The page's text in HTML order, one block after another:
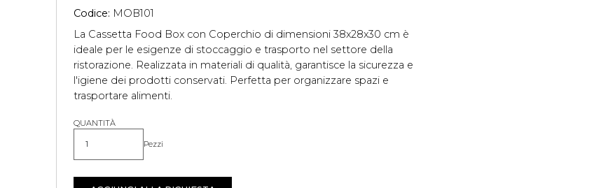
Codice: MOB101
La Cassetta Food Box con Coperchio di dimensioni 38x28x30 cm è
ideale per le esigenze di stoccaggio e trasporto nel settore della
ristorazione. Realizzata in materiali di qualità, garantisce la sicurezza e
l'igiene dei prodotti conservati. Perfetta per organizzare spazi e
trasportare alimenti.
QUANTITÀ
Quantità Pezzi